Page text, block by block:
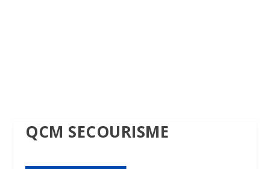
QCM SECOURISME